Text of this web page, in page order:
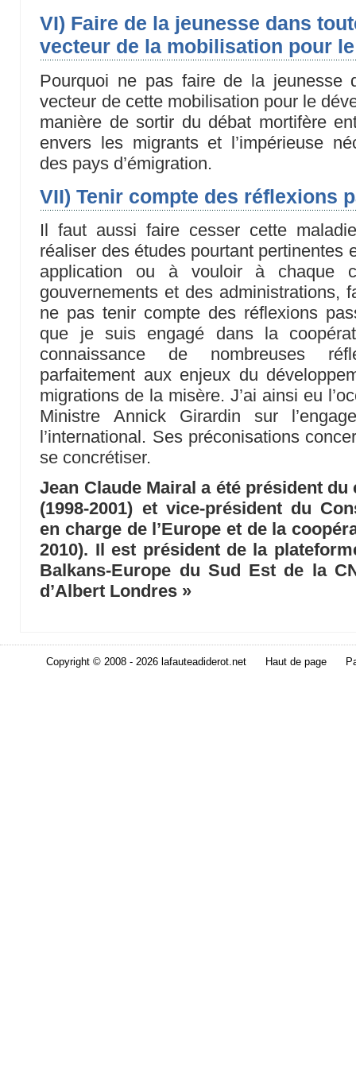
VI) Faire de la jeunesse dans
vecteur de la mobilisation pour
Pourquoi ne pas faire de la jeunesse
vecteur de cette mobilisation pour le
manière de sortir du débat mortifère
envers les migrants et l’impérieuse
des pays d’émigration.
VII) Tenir compte des réflexions
Il faut aussi faire cesser cette
réaliser des études pourtant pertinentes
application ou à vouloir à chaque
gouvernements et des administrations,
ne pas tenir compte des réflexions
que je suis engagé dans la
connaissance de nombreuses
parfaitement aux enjeux du
migrations de la misère. J’ai ainsi eu
Ministre Annick Girardin sur
l’international. Ses préconisations
se concrétiser.
Jean Claude Mairal a été président
(1998-2001) et vice-président du
en charge de l’Europe et de la
2010). Il est président de la
Balkans-Europe du Sud Est de la
d’Albert Londres »
Copyright © 2008 - 2026 lafauteadiderot.net Haut de page